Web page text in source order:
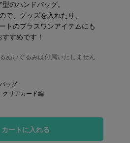
型のハンドバッグ。
で、グッズを入れたり、
トのプラスワンアイテムにも
すすめです！
ぬいぐるみは付属いたしません
ッグ
クリアカード編
カートに入れる